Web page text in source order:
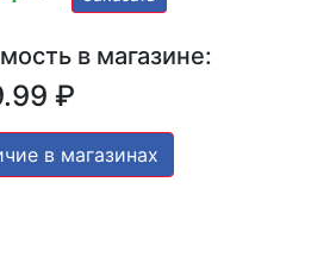
в магазине:
₽
в магазинах